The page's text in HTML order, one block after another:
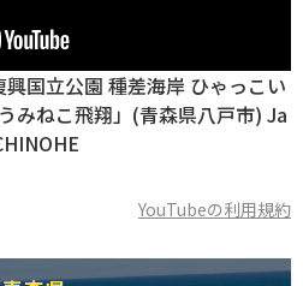
興国立公園 種差海岸 ひゃっこい
みねこ飛翔」(青森県八戸市) Ja
YouTubeの利用規約